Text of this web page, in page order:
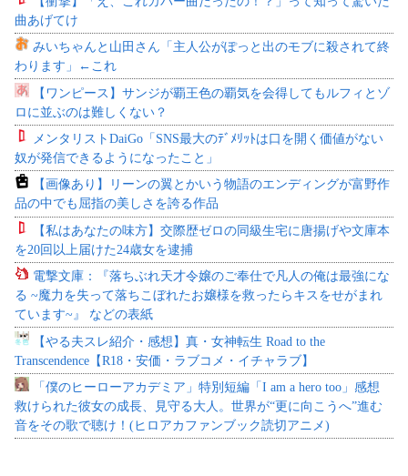
曲あげてけ
みいちゃんと山田さん「主人公がぽっと出のモブに殺されて終
わります」←これ
【ワンピース】サンジが覇王色の覇気を会得してもルフィとゾ
ロに並ぶのは難しくない？
メンタリストDaiGo「SNS最大のﾃﾞﾒﾘｯﾄは口を開く価値がない
奴が発信できるようになったこと」
【画像あり】リーンの翼とかいう物語のエンディングが富野作
品の中でも屈指の美しさを誇る作品
【私はあなたの味方】交際歴ゼロの同級生宅に唐揚げや文庫本
を20回以上届けた24歳女を逮捕
電撃文庫：『落ちぶれ天才令嬢のご奉仕で凡人の俺は最強にな
る ~魔力を失って落ちこぼれたお嬢様を救ったらキスをせがまれ
ています~』 などの表紙
【やる夫スレ紹介・感想】真・女神転生 Road to the
Transcendence【R18・安価・ラブコメ・イチャラブ】
「僕のヒーローアカデミア」特別短編「I am a hero too」感想
救けられた彼女の成長、見守る大人。世界が“更に向こうへ”進む
音をその歌で聴け！(ヒロアカファンブック読切アニメ)